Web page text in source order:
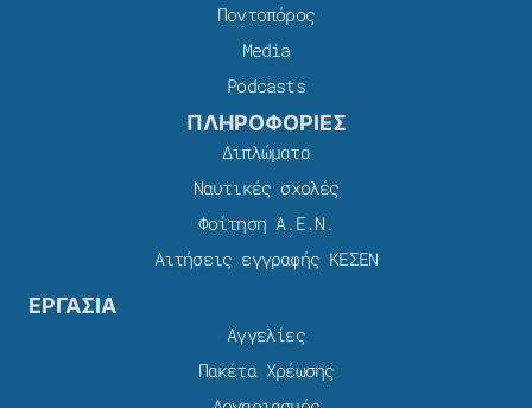
Ποντοπόρος
Media
Podcasts
ΠΛΗΡΟΦΟΡΙΕΣ
Διπλώματα
Ναυτικές σχολές
Φοίτηση Α.Ε.Ν.
Αιτήσεις εγγραφής ΚΕΣΕΝ
ΕΡΓΑΣΙΑ
Αγγελίες
Πακέτα Χρέωσης​